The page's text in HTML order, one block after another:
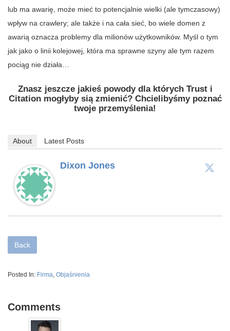
lub ma awarię, może mieć to potencjalnie wielki (ale tymczasowy)
wpływ na crawlery; ale także i na cała sieć, bo wiele domen z
awarią oznacza problemy dla milionów użytkowników. Myśl o tym
jak jako o linii kolejowej, która ma sprawne szyny ale tym razem
pociąg nie działa…
Znasz jeszcze jakieś powody dla których Trust i
Citation mogłyby sią zmienić? Chcielibyśmy poznać
twoje przemyślenia!
About Latest Posts
Dixon Jones
Back
Posted In: Firma Objaśnienia
Comments